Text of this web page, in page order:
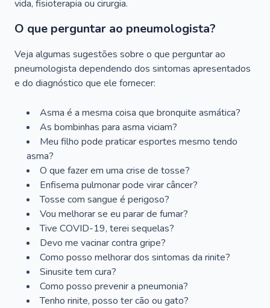
vida, fisioterapia ou cirurgia.
O que perguntar ao pneumologista?
Veja algumas sugestões sobre o que perguntar ao
pneumologista dependendo dos sintomas apresentados
e do diagnóstico que ele fornecer:
Asma é a mesma coisa que bronquite asmática?
As bombinhas para asma viciam?
Meu filho pode praticar esportes mesmo tendo
asma?
O que fazer em uma crise de tosse?
Enfisema pulmonar pode virar câncer?
Tosse com sangue é perigoso?
Vou melhorar se eu parar de fumar?
Tive COVID-19, terei sequelas?
Devo me vacinar contra gripe?
Como posso melhorar dos sintomas da rinite?
Sinusite tem cura?
Como posso prevenir a pneumonia?
Tenho rinite, posso ter cão ou gato?